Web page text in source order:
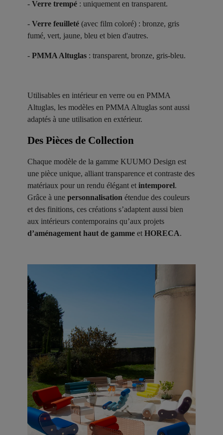
- Verre trempé : uniquement en transparent.
- Verre feuilleté (avec film coloré) : bronze, gris
fumé, vert, jaune, bleu et bien d'autres.
- PMMA Altuglas : transparent, bronze, gris-bleu.
Utilisables en intérieur en verre ou en PMMA
Altuglas, les modèles en PMMA Altuglas sont aussi
adaptés à une utilisation en extérieur.
Des Pièces de Collection ​
Chaque modèle de la gamme KUUMO Design est
une pièce unique, alliant transparence et contraste des
matériaux pour un rendu élégant et intemporel.
Grâce à une personnalisation étendue des couleurs
et des finitions, ces créations s’adaptent aussi bien
aux intérieurs contemporains qu’aux projets
d’aménagement haut de gamme et HORECA.